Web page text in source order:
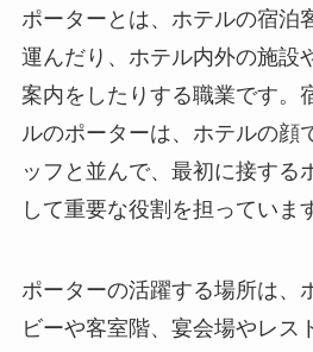
ポーターとは、ホテルの宿泊
運んだり、ホテル内外の施設
案内をしたりする職業です。
ルのポーターは、ホテルの顔
ッフと並んで、最初に接する
して重要な役割を担っていま
ポーターの活躍する場所は、
ビーや客室階、宴会場やレス